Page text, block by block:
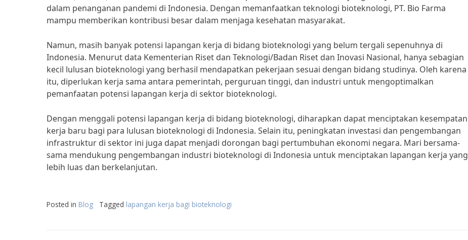
dalam penanganan pandemi di Indonesia. Dengan memanfaatkan teknologi bioteknologi, PT. Bio Farma
mampu memberikan kontribusi besar dalam menjaga kesehatan masyarakat.
Namun, masih banyak potensi lapangan kerja di bidang bioteknologi yang belum tergali sepenuhnya di
Indonesia. Menurut data Kementerian Riset dan Teknologi/Badan Riset dan Inovasi Nasional, hanya sebagian
kecil lulusan bioteknologi yang berhasil mendapatkan pekerjaan sesuai dengan bidang studinya. Oleh karena
itu, diperlukan kerja sama antara pemerintah, perguruan tinggi, dan industri untuk mengoptimalkan
pemanfaatan potensi lapangan kerja di sektor bioteknologi.
Dengan menggali potensi lapangan kerja di bidang bioteknologi, diharapkan dapat menciptakan kesempatan
kerja baru bagi para lulusan bioteknologi di Indonesia. Selain itu, peningkatan investasi dan pengembangan
infrastruktur di sektor ini juga dapat menjadi dorongan bagi pertumbuhan ekonomi negara. Mari bersama-
sama mendukung pengembangan industri bioteknologi di Indonesia untuk menciptakan lapangan kerja yang
lebih luas dan berkelanjutan.
Posted in Blog Tagged lapangan kerja bagi bioteknologi